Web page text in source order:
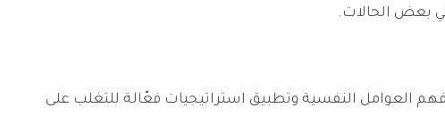
بعض الحالات.
العوامل النفسية وتطبيق استراتيجيات فعّالة للتغلب على